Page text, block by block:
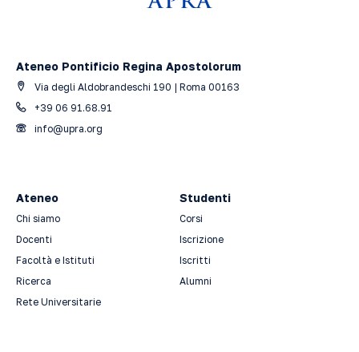
Ateneo Pontificio Regina Apostolorum
Via degli Aldobrandeschi 190 | Roma 00163
+39 06 91.68.91
info@upra.org
Ateneo
Chi siamo
Docenti
Facoltà e Istituti
Ricerca
Rete Universitarie
Studenti
Corsi
Iscrizione
Iscritti
Alumni